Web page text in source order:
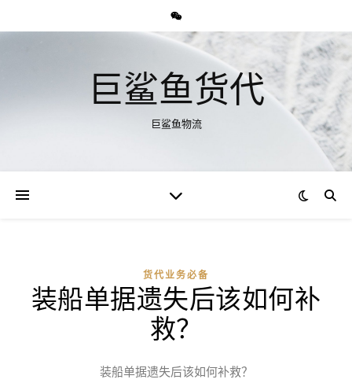
巨鲨鱼货代
巨鲨鱼物流
货代业务必备
装船单据遗失后该如何补
救？
装船单据遗失后该如何补救？